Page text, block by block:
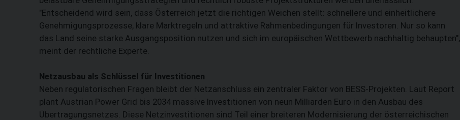
"Entscheidend wird sein, dass Österreich jetzt die richtigen Weichen stellt: schnellere und einheitlichere
Genehmigungsprozesse, klare Marktregeln und attraktive Rahmenbedingungen für Investoren. Nur so kann
das Land seine starke Ausgangsposition nutzen und sich im europäischen Wettbewerb nachhaltig behaupten",
meint der rechtliche Experte.
Netzausbau als Schlüssel für Investitionen
Neben regulatorischen Fragen bleibt der Netzanschluss ein zentraler Faktor von BESS-Projekten. Laut Report
plant Austrian Power Grid bis 2034 massive Investitionen von neun Milliarden Euro in den Ausbau des
Übertragungsnetzes. Diese Netzinvestitionen sind Teil einer breiteren Modernisierung der österreichischen